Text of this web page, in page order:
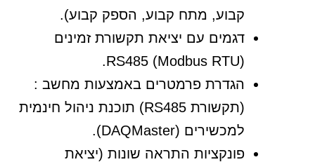
קבוע, מתח קבוע, הספק קבוע).
דגמים עם יציאת תקשורת זמינים
RS485 (Modbus RTU).
הגדרת פרמטרים באמצעות מחשב :
(תקשורת RS485) תוכנת ניהול חינמית
למכשירים (DAQMaster).
פונקציות התראה שונות (יציאת